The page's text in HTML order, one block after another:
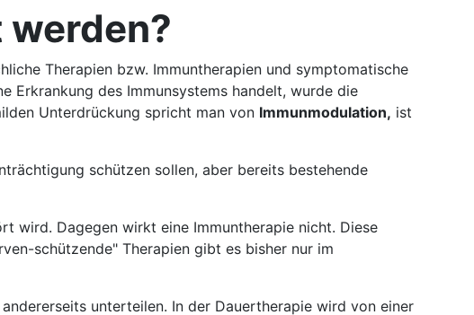
Therapien bzw. Immuntherapien und symptomatische
Erkrankung des Immunsystems handelt, wurde die
Unterdrückung spricht man von Immunmodulation, ist
schützen sollen, aber bereits bestehende
wird. Dagegen wirkt eine Immuntherapie nicht. Diese
schützende" Therapien gibt es bisher nur im
unterteilen. In der Dauertherapie wird von einer